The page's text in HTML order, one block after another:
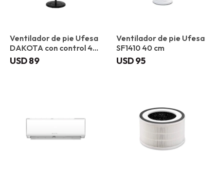
Ventilador de pie Ufesa
DAKOTA con control 40
cm
USD89
Ventilador de pie Ufesa
SF1410 40 cm
USD95